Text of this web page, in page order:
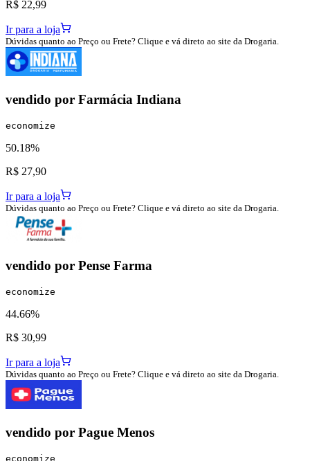
R$ 22,99
Ir para a loja
Dúvidas quanto ao Preço ou Frete? Clique e vá direto ao site da Drogaria.
vendido por Farmácia Indiana
economize
50.18%
R$ 27,90
Ir para a loja
Dúvidas quanto ao Preço ou Frete? Clique e vá direto ao site da Drogaria.
vendido por Pense Farma
economize
44.66%
R$ 30,99
Ir para a loja
Dúvidas quanto ao Preço ou Frete? Clique e vá direto ao site da Drogaria.
vendido por Pague Menos
economize